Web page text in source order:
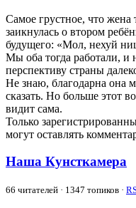
Самое грустное, что жена
заикнулась о втором
будущего: «Мол, нехуй
Мы оба тогда работали, и
перспективу страны
Не знаю, благодарна она
сказать. Но больше этот
видит сама.
Только
могут оставлять
Наша Кунсткамера
66 читателей · 1347 топиков ·